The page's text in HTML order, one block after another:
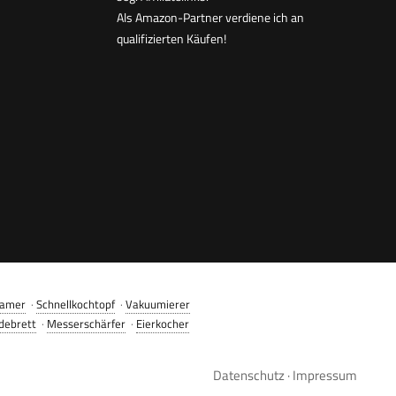
Als Amazon-Partner verdiene ich an
qualifizierten Käufen!
· Schnellkochtopf· Vakuumierer
· Messerschärfer · Eierkocher
Datenschutz·Impressum